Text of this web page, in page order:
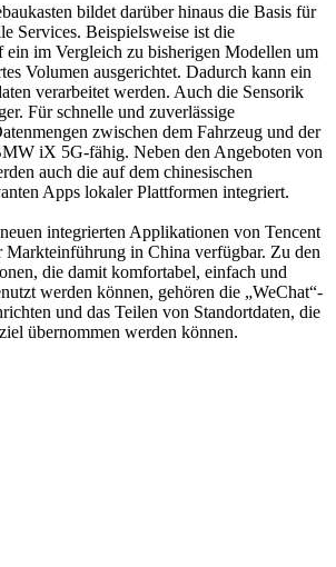
bildet darüber hinaus die Basis für
Services. Beispielsweise ist die
ein im Vergleich zu bisherigen Modellen um
Volumen ausgerichtet. Dadurch kann ein
verarbeitet werden. Auch die Sensorik
Für schnelle und zuverlässige
zwischen dem Fahrzeug und der
iX 5G-fähig. Neben den Angeboten von
auch die auf dem chinesischen
Apps lokaler Plattformen integriert.
integrierten Applikationen von Tencent
Markteinführung in China verfügbar. Zu den
die damit komfortabel, einfach und
werden können, gehören die „WeChat“-
und das Teilen von Standortdaten, die
übernommen werden können.